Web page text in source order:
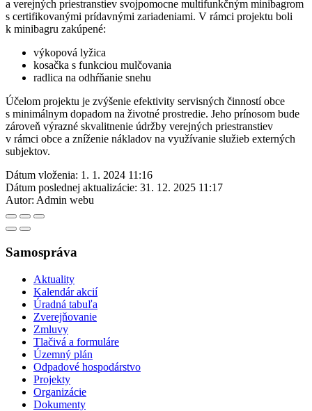
a verejných priestranstiev svojpomocne multifunkčným minibagrom
s certifikovanými prídavnými zariadeniami. V rámci projektu boli
k minibagru zakúpené:
výkopová lyžica
kosačka s funkciou mulčovania
radlica na odhŕňanie snehu
Účelom projektu je zvýšenie efektivity servisných činností obce
s minimálnym dopadom na životné prostredie. Jeho prínosom bude
zároveň výrazné skvalitnenie údržby verejných priestranstiev
v rámci obce a zníženie nákladov na využívanie služieb externých
subjektov.
Dátum vloženia: 1. 1. 2024 11:16
Dátum poslednej aktualizácie: 31. 12. 2025 11:17
Autor: Admin webu
Samospráva
Aktuality
Kalendár akcií
Úradná tabuľa
Zverejňovanie
Zmluvy
Tlačivá a formuláre
Územný plán
Odpadové hospodárstvo
Projekty
Organizácie
Dokumenty